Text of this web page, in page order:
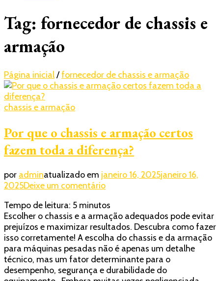
Tag: fornecedor de chassis e
armação
Página inicial/fornecedor de chassis e armação
chassis e armação
Por que o chassis e armação certos
fazem toda a diferença?
por adminatualizado em janeiro 16, 2025janeiro 16,
2025Deixe um comentárioem
que
o
chassis
e
armação
certos
fazem
Tempo de leitura: 5 minutos
Escolher o chassis e a armação adequados pode evitar
prejuízos e maximizar resultados. Descubra como fazer
isso corretamente! A escolha do chassis e da armação
para máquinas pesadas não é apenas um detalhe
técnico, mas um fator determinante para o
desempenho, segurança e durabilidade do